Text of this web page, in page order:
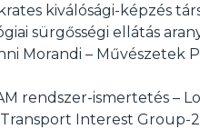
kiválósági-képzés
sürgősségi ellátás
Morandi – Művészetek
rendszer-ismertetés –
Interest Group-